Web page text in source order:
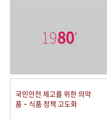
1980'
국민안전 제고를 위한 의약
품‧식품 정책 고도화